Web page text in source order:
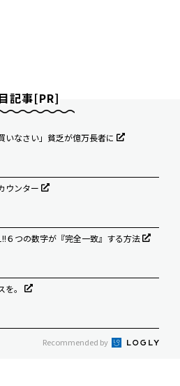
記事[PR]
いなさい」貧乏が億万長者に
ウンター
６つの数字が『完全一致』する方法
を。
Recommended by